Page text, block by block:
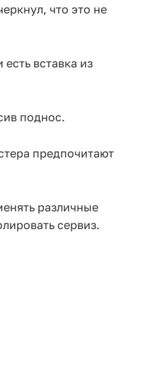
что это не
вставка из
поднос.
предпочитают
различные
сервиз.